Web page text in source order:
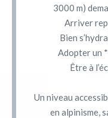
3000 m)
Arriver
Bien
Adopter un
Être à
Un niveau
en alpinisme,